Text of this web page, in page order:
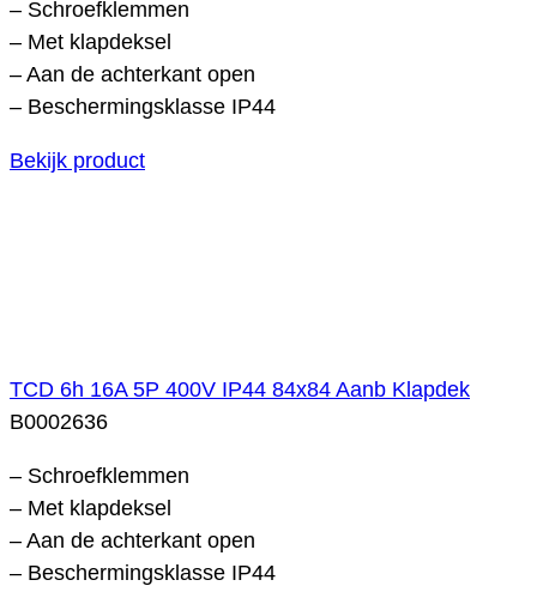
– Schroefklemmen
– Met klapdeksel
– Aan de achterkant open
– Beschermingsklasse IP44
Bekijk product
TCD 6h 16A 5P 400V IP44 84x84 Aanb Klapdek
B0002636
– Schroefklemmen
– Met klapdeksel
– Aan de achterkant open
– Beschermingsklasse IP44